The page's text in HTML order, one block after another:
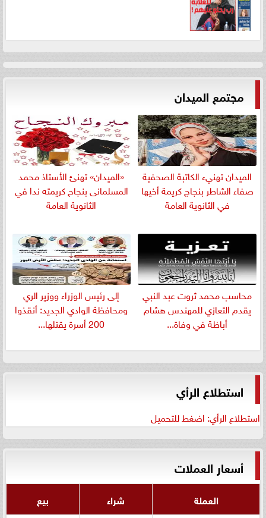
مجتمع الميدان
الميدان تهنيء الكاتبة الصحفية
صفاء الشاطر بنجاج كريمة أخيها
في الثانوية العامة
«الميدان» تهنئ الأستاذ محمد
المسلمانى بنجاح كريمته ندا في
الثانوية العامة
​محاسب محمد ثروت عبد النبي
يقدم التعازي للمهندس هشام
أباظة في وفاة...
إلى رئيس الوزراء ووزير الري
ومحافظة الوادي الجديد: أنقذوا
200 أسرة يقتلها...
استطلاع الرأي
استطلاع الرأي: اضغط للتحميل
أسعار العملات
العملة شراء بيع